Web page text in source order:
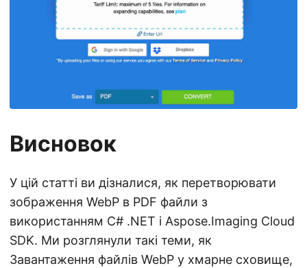
Висновок
У цій статті ви дізналися, як перетворювати
зображення WebP в PDF файли з
використанням C# .NET і Aspose.Imaging Cloud
SDK. Ми розглянули такі теми, як
Завантаження файлів WebP у хмарне сховище,